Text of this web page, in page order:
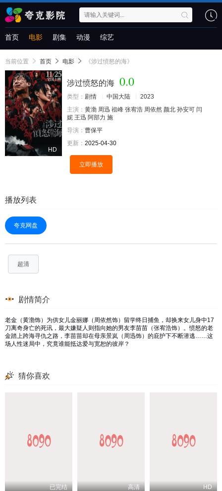
首页 电影 剧集 动漫 综艺
当前位置 首页 电影 《涉过愤怒的海》
HD
涉过愤怒的海 0.0
类型： 剧情 中国大陆
2023
主演： 黄渤 周迅 祖峰 张宥浩 周依然 颜北 孙安可 闫
妮 王迅 阿部力 施
导演： 曹保平
更新： 2025-04-30
立即播放
播放列表
夸克网盘
超清
剧情简介
老金（黄渤饰）为供女儿金丽娜（周依然饰）留学终日捕鱼，却换来女儿身中17
刀离奇身亡的死讯，最大嫌疑人则指向她的男友李苗苗（张宥浩饰）。愤怒的老
金踏上跨海寻仇之路，李苗苗却在母亲景岚（周迅饰）的庇护下不断潜逃……这
场人性迷局中，究竟谁能抵达爱与宽恕的彼岸？
猜你喜欢
已完结 高清 HD